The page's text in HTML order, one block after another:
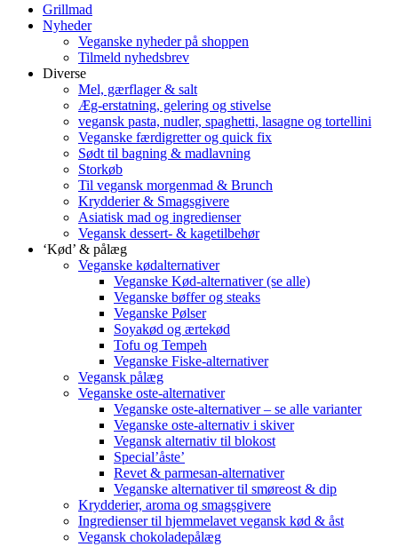
Grillmad
Nyheder
Veganske nyheder på shoppen
Tilmeld nyhedsbrev
Diverse
Mel, gærflager & salt
Æg-erstatning, gelering og stivelse
vegansk pasta, nudler, spaghetti, lasagne og tortellini
Veganske færdigretter og quick fix
Sødt til bagning & madlavning
Storkøb
Til vegansk morgenmad & Brunch
Krydderier & Smagsgivere
Asiatisk mad og ingredienser
Vegansk dessert- & kagetilbehør
‘Kød’ & pålæg
Veganske kødalternativer
Veganske Kød-alternativer (se alle)
Veganske bøffer og steaks
Veganske Pølser
Soyakød og ærtekød
Tofu og Tempeh
Veganske Fiske-alternativer
Vegansk pålæg
Veganske oste-alternativer
Veganske oste-alternativer – se alle varianter
Veganske oste-alternativ i skiver
Vegansk alternativ til blokost
Special’åste’
Revet & parmesan-alternativer
Veganske alternativer til smøreost & dip
Krydderier, aroma og smagsgivere
Ingredienser til hjemmelavet vegansk kød & åst
Vegansk chokoladepålæg